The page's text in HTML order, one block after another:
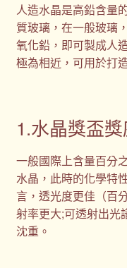
人造水晶是高鉛含量
質玻璃，在一般玻璃
氧化鉛，即可製成人
極為相近，可用於打
1.水晶獎盃
一般國際上含量百分
水晶，此時的化學特
言，透光度更佳（百
射率更大;可透射出光
沈重。